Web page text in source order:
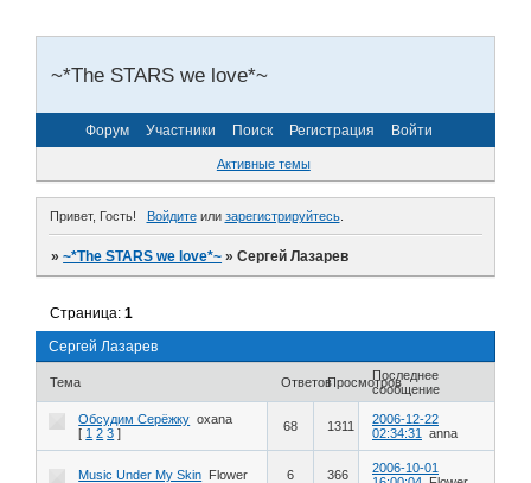
~*The STARS we love*~
Форум Участники Поиск Регистрация Войти
Активные темы
Привет, Гость! Войдитеили зарегистрируйтесь.
»~*The STARS we love*~ »Сергей Лазарев
Сергей Лазарев
Страница:1
Тема ОтветовПросмотровПоследнее
сообщение
Обсудим Серёжку oxana
[ 1 2 3 ] 68 1311
2006-12-22
02:34:31
anna
Music Under My Skin Flower 6 366
2006-10-01